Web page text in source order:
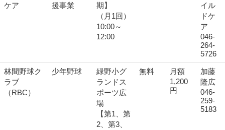
ケア
援事業
期】
（月1回）
10:00～
12:00
イル
ドケ
ア
046-
264-
5726
林間野球ク
ラブ
（RBC）
少年野球
緑野小グ
ランドス
ポーツ広
場
【第1、第
2、第3、
無料
月額
1,200
円
加藤
隆広
046-
259-
5183